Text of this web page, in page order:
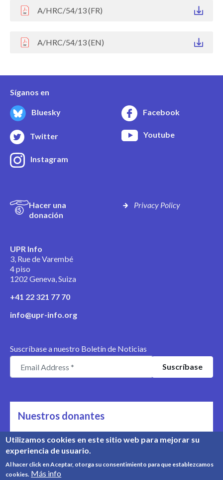
A/HRC/54/13 (FR)
A/HRC/54/13 (EN)
Síganos en
Bluesky Facebook
Twitter Youtube
Instagram
Hacer una
donación
Privacy Policy
UPR Info
3, Rue de Varembé
4 piso
1202 Geneva, Suiza
+41 22 321 77 70
info@upr-info.org
Suscríbase a nuestro Boletín de Noticias
Nuestros donantes
Nos apoyan
Conozca nuestros donantes
Utilizamos cookies en este sitio web para mejorar su
experiencia de usuario.
Al hacer click en Aceptar, otorga su consentimiento para que establezcamos
cookies. Más info